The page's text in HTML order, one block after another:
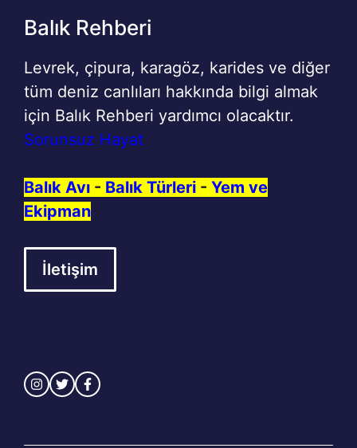
Balık Rehberi
Levrek, çipura, karagöz, karides ve diğer
tüm deniz canlıları hakkında bilgi almak
için Balık Rehberi yardımcı olacaktır.
Sorunsuz Hayat
Balık Avı - Balık Türleri - Yem ve
Ekipman
İletişim